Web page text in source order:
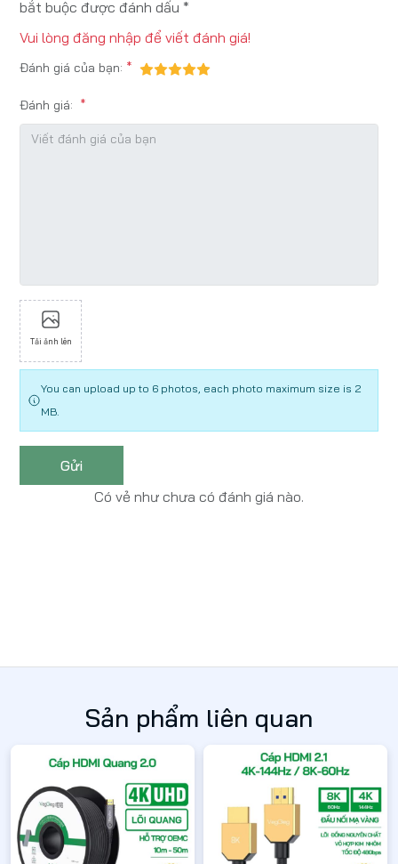
bắt buộc được đánh dấu *
Vui lòng đăng nhập để viết đánh giá!
Đánh giá của bạn:
Đánh giá:
Tải ảnh lên
You can upload up to 6 photos, each photo maximum size is 2
MB.
Gửi
Có vẻ như chưa có đánh giá nào.
Sản phẩm liên quan